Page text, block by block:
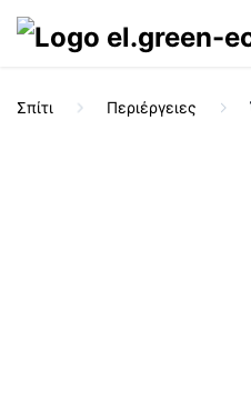
Σπίτι Περιέργειες